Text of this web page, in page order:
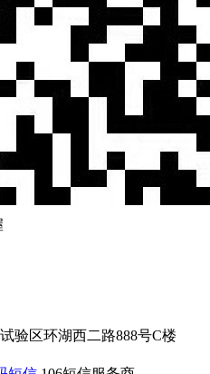
验区环湖西二路888号C楼